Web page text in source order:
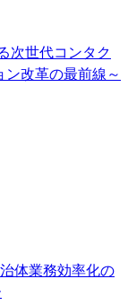
次世代コンタク
改革の最前線～
体業務効率化の